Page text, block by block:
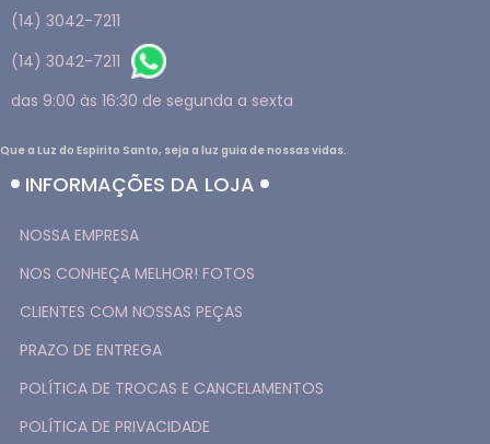
(14) 3042-7211
(14) 3042-7211
das 9:00 às 16:30 de segunda a sexta
Que a Luz do Espirito Santo, seja a luz guia de nossas vidas.
INFORMAÇÕES DA LOJA
NOSSA EMPRESA
NOS CONHEÇA MELHOR! FOTOS
CLIENTES COM NOSSAS PEÇAS
PRAZO DE ENTREGA
POLÍTICA DE TROCAS E CANCELAMENTOS
POLÍTICA DE PRIVACIDADE